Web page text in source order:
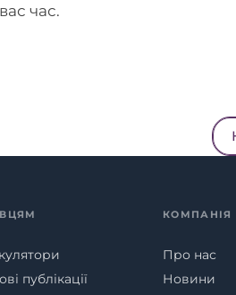
час.
публікації
КОМПАНІЯ
Про нас
Новини